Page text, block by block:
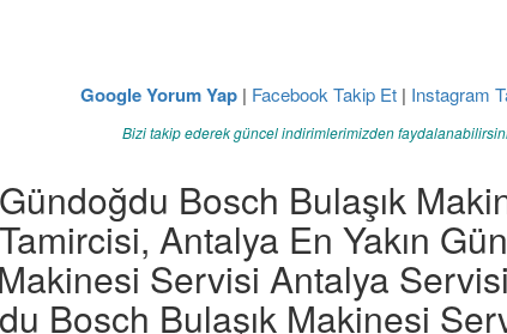
Google Yorum Yap| Facebook Takip Et| Instagram
Bizi takip ederek güncel indirimlerimizden
Bosch Bulaşık
Antalya En Yakın
Servisi Antalya
Bosch Bulaşık Makinesi